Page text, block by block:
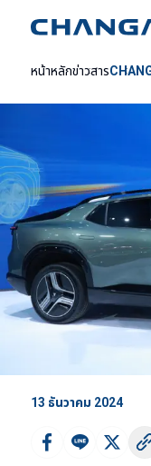
หน้าหลักข่าวสาร
13 ธันวาคม 2024